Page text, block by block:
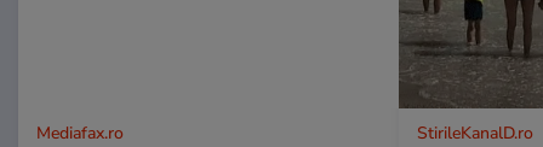
Mediafax.ro StirileKanalD.ro